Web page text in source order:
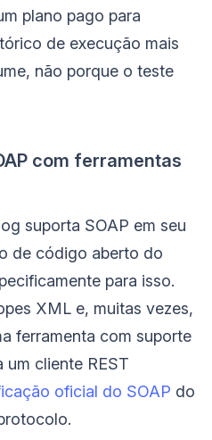
plano pago para
de execução mais
não porque o teste
com ferramentas
suporta SOAP em seu
de código aberto do
para isso.
XML e, muitas vezes,
ferramenta com suporte
um cliente REST
oficial do SOAP do